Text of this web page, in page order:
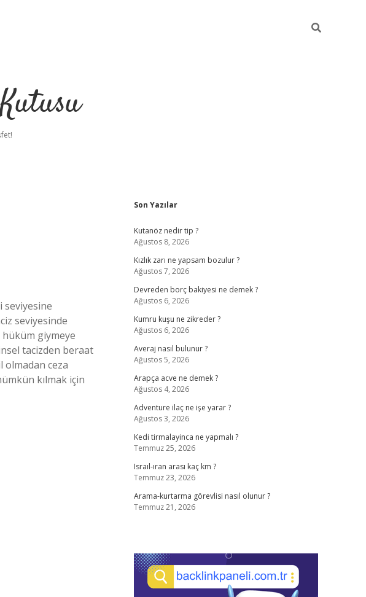
seviyesine
seviyesinde
hüküm giymeye
tacizden beraat
olmadan ceza
kılmak için
Sidebar
Son Yazılar
Kutanöz nedir tip ?
Ağustos 8, 2026
Kızlık zarı ne yapsam bozulur ?
Ağustos 7, 2026
Devreden borç bakiyesi ne demek ?
Ağustos 6, 2026
Kumru kuşu ne zikreder ?
Ağustos 6, 2026
Averaj nasıl bulunur ?
Ağustos 5, 2026
Arapça acve ne demek ?
Ağustos 4, 2026
Adventure ilaç ne işe yarar ?
Ağustos 3, 2026
Kedi tirmalayinca ne yapmalı ?
Temmuz 25, 2026
Israıl-ıran arası kaç km ?
Temmuz 23, 2026
Arama-kurtarma görevlisi nasıl olunur ?
Temmuz 21, 2026